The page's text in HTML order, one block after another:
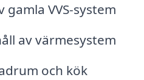
VVS-system
av värmesystem
och kök